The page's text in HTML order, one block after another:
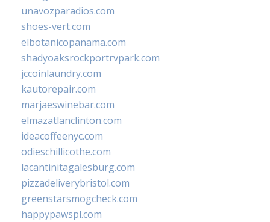
unavozparadios.com
shoes-vert.com
elbotanicopanama.com
shadyoaksrockportrvpark.com
jccoinlaundry.com
kautorepair.com
marjaeswinebar.com
elmazatlanclinton.com
ideacoffeenyc.com
odieschillicothe.com
lacantinitagalesburg.com
pizzadeliverybristol.com
greenstarsmogcheck.com
happypawspl.com